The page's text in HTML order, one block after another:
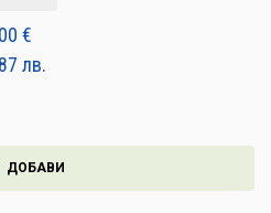
€
лв.
ДОБАВИ